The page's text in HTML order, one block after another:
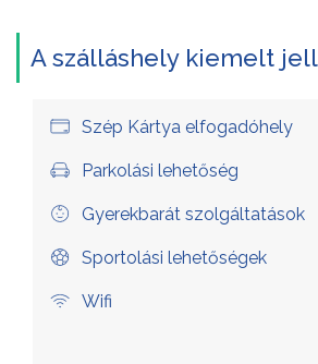
A szálláshely kiemelt
Szép Kártya elfogadóhely
Parkolási lehetőség
Gyerekbarát szolgáltatások
Sportolási lehetőségek
Wifi